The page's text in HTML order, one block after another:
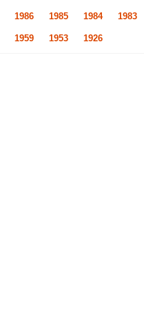
1986 1985 1984 1983
1959 1953 1926